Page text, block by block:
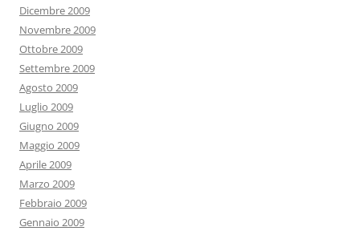
Dicembre 2009
Novembre 2009
Ottobre 2009
Settembre 2009
Agosto 2009
Luglio 2009
Giugno 2009
Maggio 2009
Aprile 2009
Marzo 2009
Febbraio 2009
Gennaio 2009